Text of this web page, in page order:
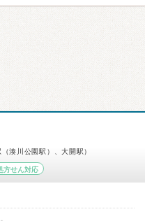
湊川公園駅）、大開駅）
方せん対応